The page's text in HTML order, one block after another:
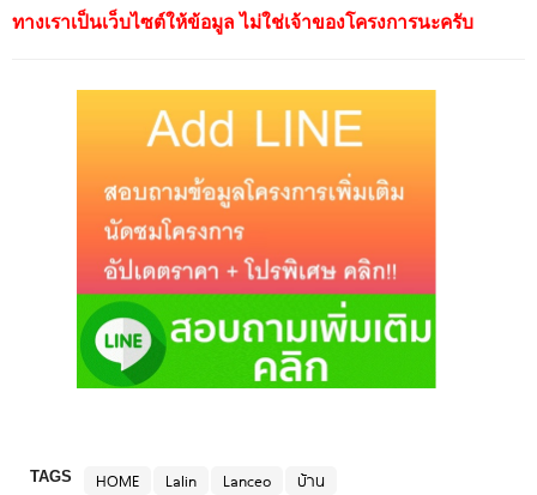
ทางเราเป็นเว็บไซต์ให้ข้อมูล ไม่ใช่เจ้าของโครงการนะครับ
TAGS HOME Lalin Lanceo
บ้าน